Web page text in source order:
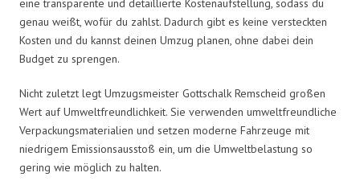
eine transparente und detaillierte Kostenaufstellung, sodass du
genau weißt, wofür du zahlst. Dadurch gibt es keine versteckten
Kosten und du kannst deinen Umzug planen, ohne dabei dein
Budget zu sprengen.
Nicht zuletzt legt Umzugsmeister Gottschalk Remscheid großen
Wert auf Umweltfreundlichkeit. Sie verwenden umweltfreundliche
Verpackungsmaterialien und setzen moderne Fahrzeuge mit
niedrigem Emissionsausstoß ein, um die Umweltbelastung so
gering wie möglich zu halten.